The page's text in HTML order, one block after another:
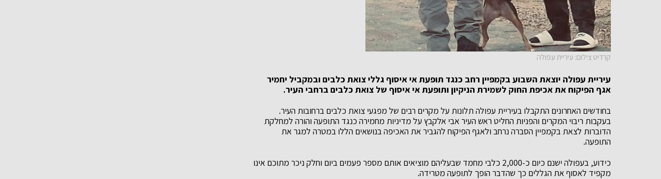
קרדיט צילום: עיריית עפולה
עיריית עפולה יוצאת השבוע בקמפיין רחב כנגד תופעת אי איסוף גללי צואת כלבים ובמקביל יחמיר
אגף הפיקוח את אכיפת החוק לשמירת הניקיון ותופעת אי איסוף של צואת כלבים ברחבי העיר.
בחודשים האחרונים התקבלו בעיריית עפולה תלונות על מקרים רבים של מפגעי צואת כלבים ברחובות העיר.
בעקבות ריבוי המקרים והפניות החליט ראש העיר אבי אלקבץ על מדיניות מחמירה כנגד התופעה והורה למחלקת
הדוברות לצאת בקמפיין הסברה נרחב ולאגף הפיקוח להגביר את האכיפה בנושאים הללו במטרה למגר את
התופעה.
כידוע, בעפולה ישנם כיום כ-2,000 כלבי מחמד שבעליהם מוציאים אותם מספר פעמים ביום וחלק ניכר מתוכם אינו
מקפיד לאסוף את הגללים כך שהדבר הופך לתופעה מטרידה.